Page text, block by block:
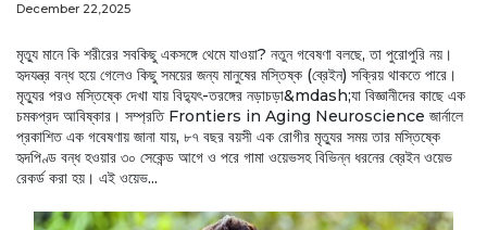
December 22,2025
মৃত্যু মানে কি শরীরের সবকিছু একসঙ্গে থেমে যাওয়া? নতুন গবেষণা বলছে, তা পুরোপুরি নয়।
হৃদযন্ত্র বন্ধ হয়ে গেলেও কিছু সময়ের জন্য মানুষের মস্তিষ্ক (ব্রেইন) সক্রিয় থাকতে পারে।
মৃত্যুর পরও মস্তিষ্কে দেখা যায় বিদ্যুৎ-তরঙ্গের নড়াচড়া&mdash;যা বিজ্ঞানীদের কাছে এক
চমকপ্রদ আবিষ্কার। সম্প্রতি Frontiers in Aging Neuroscience জার্নালে
প্রকাশিত এক গবেষণায় জানা যায়, ৮৭ বছর বয়সী এক রোগীর মৃত্যুর সময় তার মস্তিষ্কে
হৃদপিণ্ড বন্ধ হওয়ার ৩০ সেকেন্ড আগে ও পরে গামা ওয়েভসহ বিভিন্ন ধরনের ব্রেইন ওয়েভ
রেকর্ড করা হয়। এই ওয়েভ...